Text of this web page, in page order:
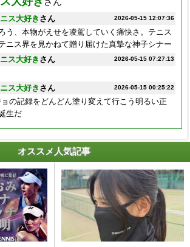
2026-05-15 12:07:36
ス大好き さん
う、本物がえせを凌駕していく痛快さ。テニス
ニス界を見かねて贈り届けた真摯な神子シナー
2026-05-15 07:27:13
ス大好き さん
2026-05-15 00:25:22
ス大好き さん
の記録をどんどん塗り変えて行こう明るい正
生だ
オススメ人気記事